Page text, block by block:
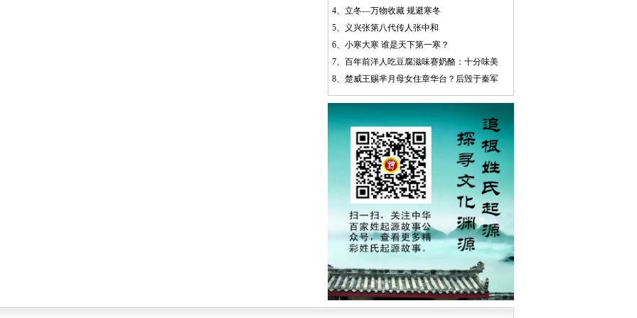
4、 立冬—万物收藏 规避寒冬
5、
义兴张第八代传人张中和
6、 小寒大寒 谁是天下第一寒？
7、 百年前洋人吃豆腐滋味赛奶酪：十分味美
8、 楚威王赐芈月母女住章华台？后毁于秦军